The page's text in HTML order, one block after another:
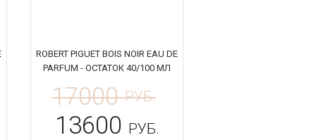
ROBERT PIGUET BOIS NOIR EAU DE
PARFUM - ОСТАТОК 40/100 МЛ
17000РУБ.
13600 РУБ.